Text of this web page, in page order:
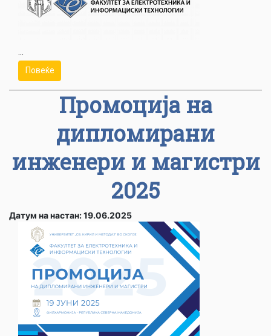
...
Повеќе
Промоција на
дипломирани
инженери и магистри
2025
Датум на настан: 19.06.2025